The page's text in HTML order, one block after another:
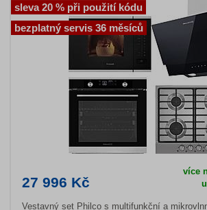
27 996 Kč
více
Vestavný set Philco s multifunkční a
sleva 20 % při použití kódu
bezplatný servis 36 měsíců